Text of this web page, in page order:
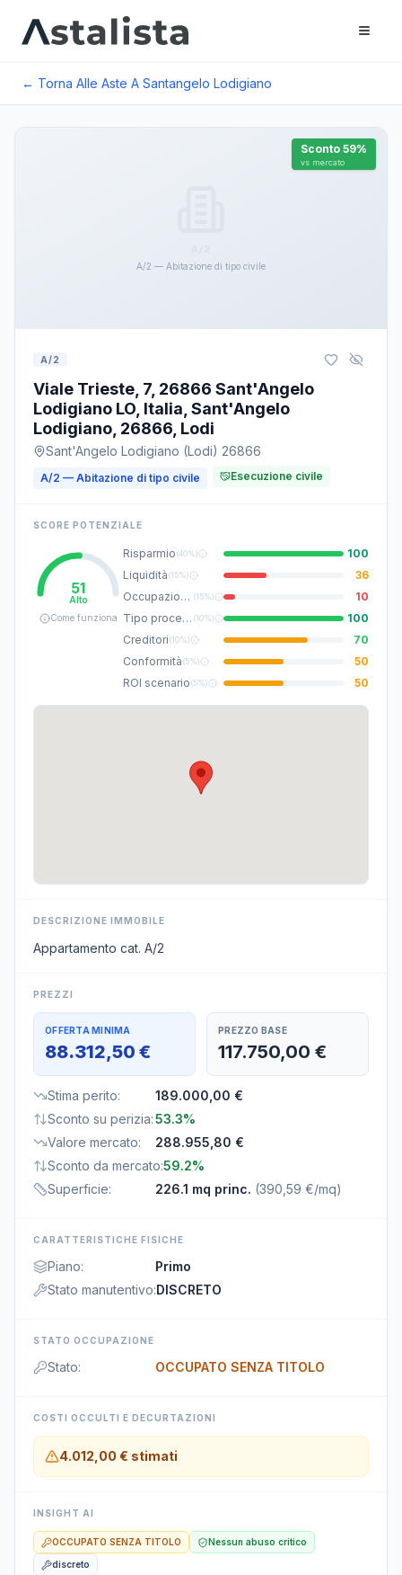
← Torna Alle Aste A Santangelo Lodigiano
A/2 — Abitazione di tipo civile
Sconto 59%
vs mercato
A/2
Viale Trieste, 7, 26866 Sant'Angelo
Lodigiano LO, Italia, Sant'Angelo
Lodigiano, 26866, Lodi
Sant'Angelo Lodigiano (Lodi) 26866
A/2 — Abitazione di tipo civile Esecuzione civile
SCORE POTENZIALE
51
Alto
Come funziona
Risparmio(40%)
100
Liquidità(15%)
36
Occupazione (15%)
10
Tipo procedura (10%)
100
Creditori(10%)
70
Conformità(5%)
50
ROI scenario(5%) 50
DESCRIZIONE IMMOBILE
Appartamento cat. A/2
PREZZI
OFFERTA MINIMA
88.312,50 €
PREZZO BASE
117.750,00 €
Stima perito:
189.000,00 €
Sconto su perizia:53.3%
Valore mercato:
288.955,80 €
Sconto da mercato:59.2%
Superficie: 226.1 mq princ. (390,59 €/mq)
CARATTERISTICHE FISICHE
Piano:
Primo
Stato manutentivo:DISCRETO
STATO OCCUPAZIONE
Stato: OCCUPATO SENZA TITOLO
COSTI OCCULTI E DECURTAZIONI
4.012,00 € stimati
INSIGHT AI
OCCUPATO SENZA TITOLO Nessun abuso critico
discreto